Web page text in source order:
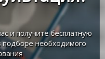
и получите бесплатную
необходимого